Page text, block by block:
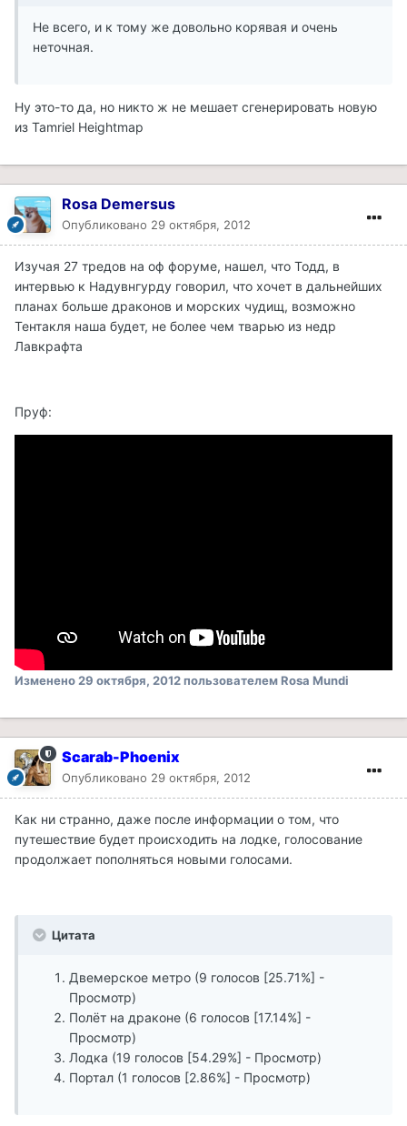
Не всего, и к тому же довольно корявая и очень
неточная.
Ну это-то да, но никто ж не мешает сгенерировать новую
из Tamriel Heightmap
Rosa Demersus
Опубликовано 29 октября, 2012
Изучая 27 тредов на оф форуме, нашел, что Тодд, в
интервью к Надувнгурду говорил, что хочет в дальнейших
планах больше драконов и морских чудищ, возможно
Тентакля наша будет, не более чем тварью из недр
Лавкрафта
Пруф:
Изменено 29 октября, 2012пользователем Rosa Mundi
Scarab-Phoenix
Опубликовано 29 октября, 2012
Как ни странно, даже после информации о том, что
путешествие будет происходить на лодке, голосование
продолжает пополняться новыми голосами.
Цитата
Двемерское метро (9 голосов [25.71%] -
Просмотр)
Полёт на драконе (6 голосов [17.14%] -
Просмотр)
Лодка (19 голосов [54.29%] - Просмотр)
Портал (1 голосов [2.86%] - Просмотр)